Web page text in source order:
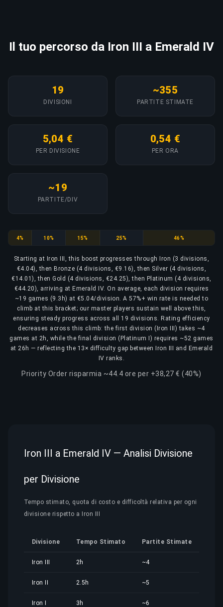
Il tuo percorso da Iron III a Emerald IV
19
DIVISIONI
~355
PARTITE STIMATE
5,04 €
PER DIVISIONE
0,54 €
PER ORA
~19
PARTITE/DIV
Iron
4% Bronze
10% Silver
15% Gold
25% Platinum
46%
Starting at Iron III, this boost progresses through Iron (3 divisions,
€4.04), then Bronze (4 divisions, €9.16), then Silver (4 divisions,
€14.01), then Gold (4 divisions, €24.25), then Platinum (4 divisions,
€44.20), arriving at Emerald IV. On average, each division requires
~19 games (9.3h) at €5.04/division. A 57%+ win rate is needed to
climb at this bracket; our master players sustain well above this,
ensuring steady progress across all 19 divisions. Rating efficiency
decreases across this climb: the first division (Iron III) takes ~4
games at 2h, while the final division (Platinum I) requires ~52 games
at 26h — reflecting the 13× difficulty gap between Iron III and Emerald
IV ranks.
Priority Order risparmia ~44.4 ore per +38,27 € (40%)
Iron III a Emerald IV — Analisi Divisione
per Divisione
Tempo stimato, quota di costo e difficoltà relativa per ogni
divisione rispetto a Iron III
Divisione Tempo Stimato Partite Stimate
Iron III 2h ~4
Iron II 2.5h ~5
Iron I 3h ~6